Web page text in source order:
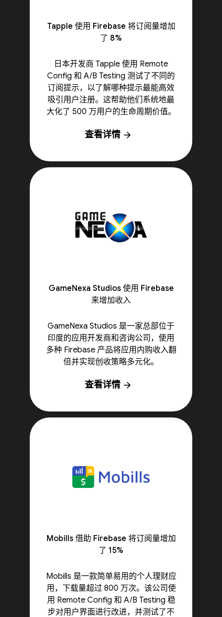
Tapple 使用 Firebase 将订阅量增加
了 8%
日本开发商 Tapple 使用 Remote
Config 和 A/B Testing 测试了不同的
订阅提示，以了解哪种提示最能高效
吸引用户注册。这帮助他们系统地最
大化了 500 万用户的生命周期价值。
查看详情 arrow_forward
GameNexa Studios 使用 Firebase
来增加收入
GameNexa Studios 是一家总部位于
印度的应用开发商和咨询公司，使用
多种 Firebase 产品将应用内购收入翻
倍并实现创收策略多元化。
查看详情 arrow_forward
Mobills 借助 Firebase 将订阅量增加
了 15%
Mobills 是一款简单易用的个人理财应
用，下载量超过 800 万次。该公司使
用 Remote Config 和 A/B Testing 稳
步对用户界面进行改进，并测试了不